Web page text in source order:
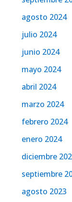
agosto 2024
julio 2024
junio 2024
mayo 2024
abril 2024
marzo 2024
febrero 2024
enero 2024
diciembre
septiembre
agosto 2023